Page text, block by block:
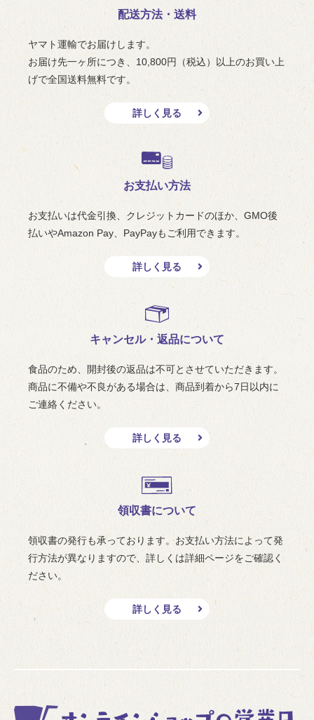
配送方法・送料
ヤマト運輸でお届けします。
お届け先一ヶ所につき、10,800円（税込）以上のお買い上
げで全国送料無料です。
詳しく見る
お支払い方法
お支払いは代金引換、クレジットカードのほか、GMO後
払いやAmazon Pay、PayPayもご利用できます。
詳しく見る
キャンセル・返品について
食品のため、開封後の返品は不可とさせていただきます。
商品に不備や不良がある場合は、商品到着から7日以内に
ご連絡ください。
詳しく見る
領収書について
領収書の発行も承っております。お支払い方法によって発
行方法が異なりますので、詳しくは詳細ページをご確認く
ださい。
詳しく見る